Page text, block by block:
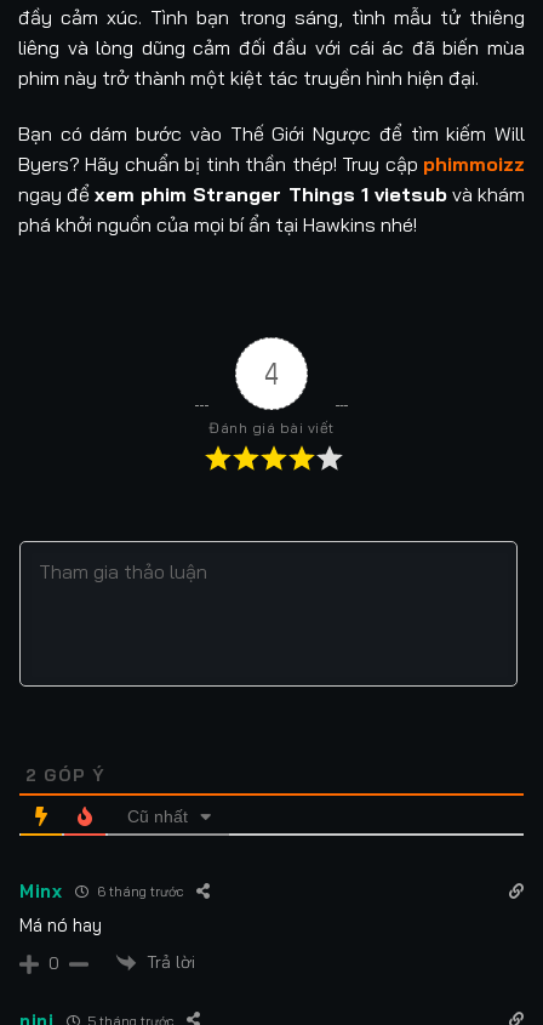
đầy cảm xúc. Tình bạn trong sáng, tình mẫu tử thiêng
liêng và lòng dũng cảm đối đầu với cái ác đã biến mùa
phim này trở thành một kiệt tác truyền hình hiện đại.
Bạn có dám bước vào Thế Giới Ngược để tìm kiếm Will
Byers? Hãy chuẩn bị tinh thần thép! Truy cập phimmoizz
ngay đểxem phim Stranger Things 1 vietsubvà khám
phá khởi nguồn của mọi bí ẩn tại Hawkins nhé!
4
Đánh giá bài viết
2 GÓP Ý
Cũ nhất
Minx 6 tháng trước
Má nó hay
0 Trả lời
nini 5 tháng trước